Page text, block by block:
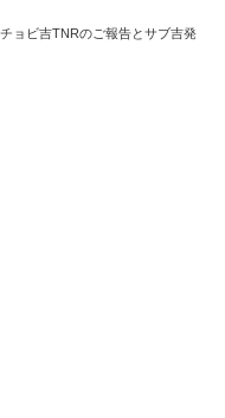
チョビ吉TNRのご報告とサブ吉発